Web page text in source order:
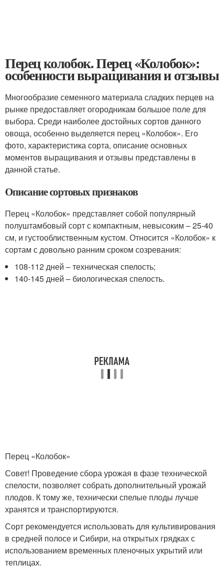
Перец колобок. Перец «Колобок»:
особенности выращивания и отзывы
Многообразие семенного материала сладких перцев на
рынке предоставляет огородникам большое поле для
выбора. Среди наиболее достойных сортов данного
овоща, особенно выделяется перец «Колобок». Его
фото, характеристика сорта, описание основных
моментов выращивания и отзывы представлены в
данной статье.
Описание сортовых признаков
Перец «Колобок» представляет собой популярный
полуштамбовый сорт с компактным, невысоким – 25-40
см, и густооблиственным кустом. Относится «Колобок» к
сортам с довольно ранним сроком созревания:
108-112 дней – техническая спелость;
140-145 дней – биологическая спелость.
Перец «Колобок»
Совет! Проведение сбора урожая в фазе технической
спелости, позволяет собрать дополнительный урожай
плодов. К тому же, технически спелые плоды лучше
хранятся и транспортируются.
Сорт рекомендуется использовать для культивирования
в средней полосе и Сибири, на открытых грядках с
использованием временных пленочных укрытий или
теплицах.